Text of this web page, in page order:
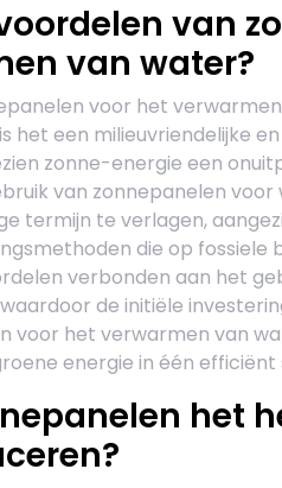
van
van water?
voor het
het een milieuvriendelijke
zonne-energie een
van zonnepanelen
termijn te verlagen,
die op fossiele
verbonden aan het
de initiële
voor het verwarmen van
energie in één efficiënt
het